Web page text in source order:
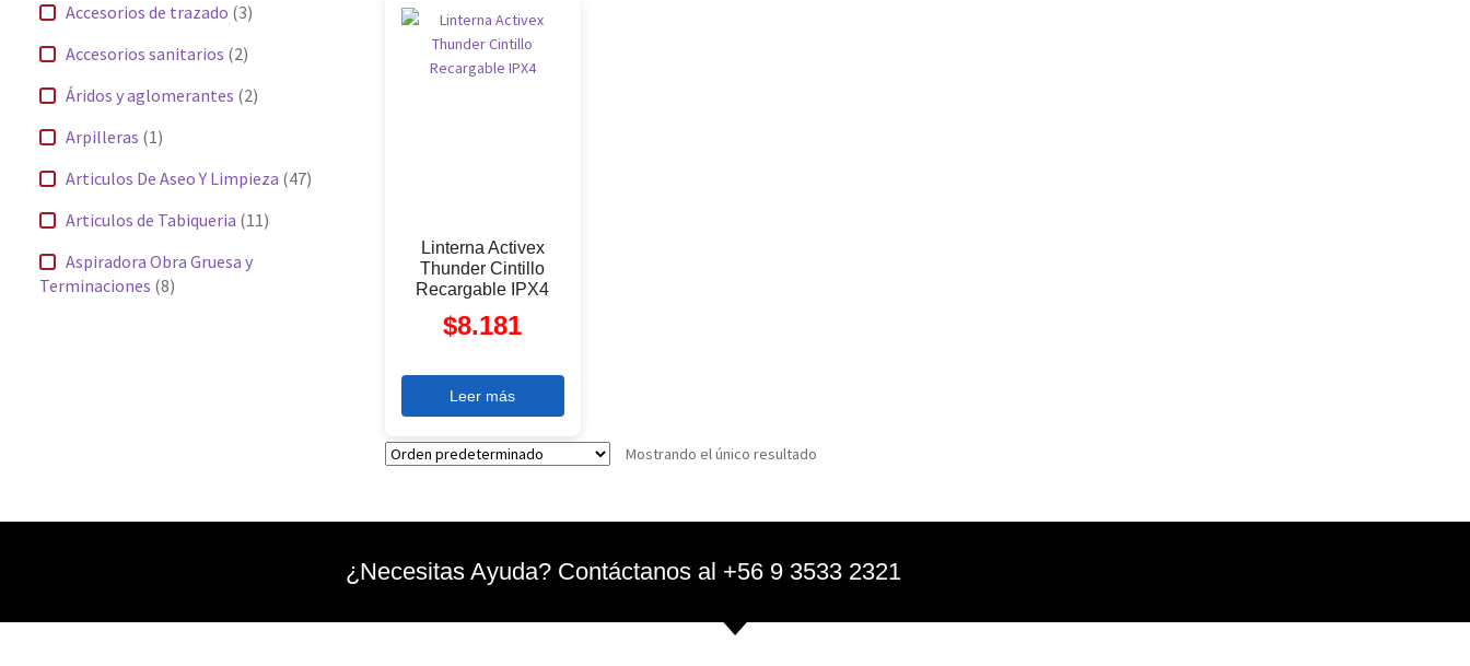
Accesorios de trazado (3)
Accesorios sanitarios (2)
Áridos y aglomerantes (2)
Arpilleras (1)
Articulos De Aseo Y Limpieza (47)
Articulos de Tabiqueria (11)
Aspiradora Obra Gruesa y
Terminaciones (8)
Cerrajeria(5)
Linterna Activex
Thunder Cintillo
Recargable IPX4
$8.181
Leer más
Mostrando el único resultado
¿Necesitas Ayuda? Contáctanos al +56 9 3533 2321